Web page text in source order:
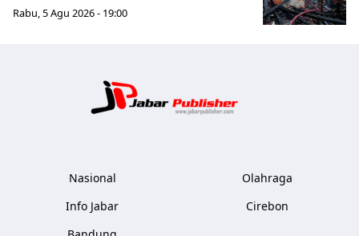
Rabu, 5 Agu 2026 - 19:00
Nasional
Info Jabar
Olahraga
Cirebon